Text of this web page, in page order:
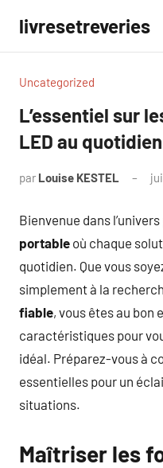
contenu
livresetreveries
Uncategorized
L’essentiel sur
LED au
par Louise KESTEL
Bienvenue dans
portable où chaque
quotidien. Que vous
simplement à la
fiable, vous êtes au bon
caractéristiques pour
idéal. Préparez-vous à
essentielles pour un
situations.
Maîtriser les